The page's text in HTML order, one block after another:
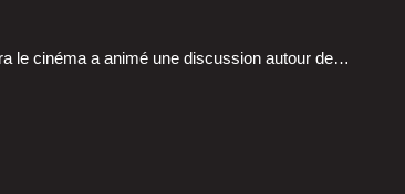
le ciné­ma a ani­mé une dis­cus­sion autour de…